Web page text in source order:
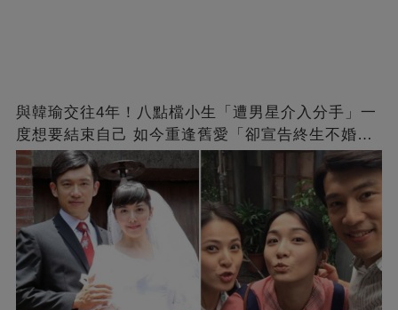
與韓瑜交往4年！八點檔小生「遭男星介入分手」一
度想要結束自己 如今重逢舊愛「卻宣告終生不婚」
原因曝光